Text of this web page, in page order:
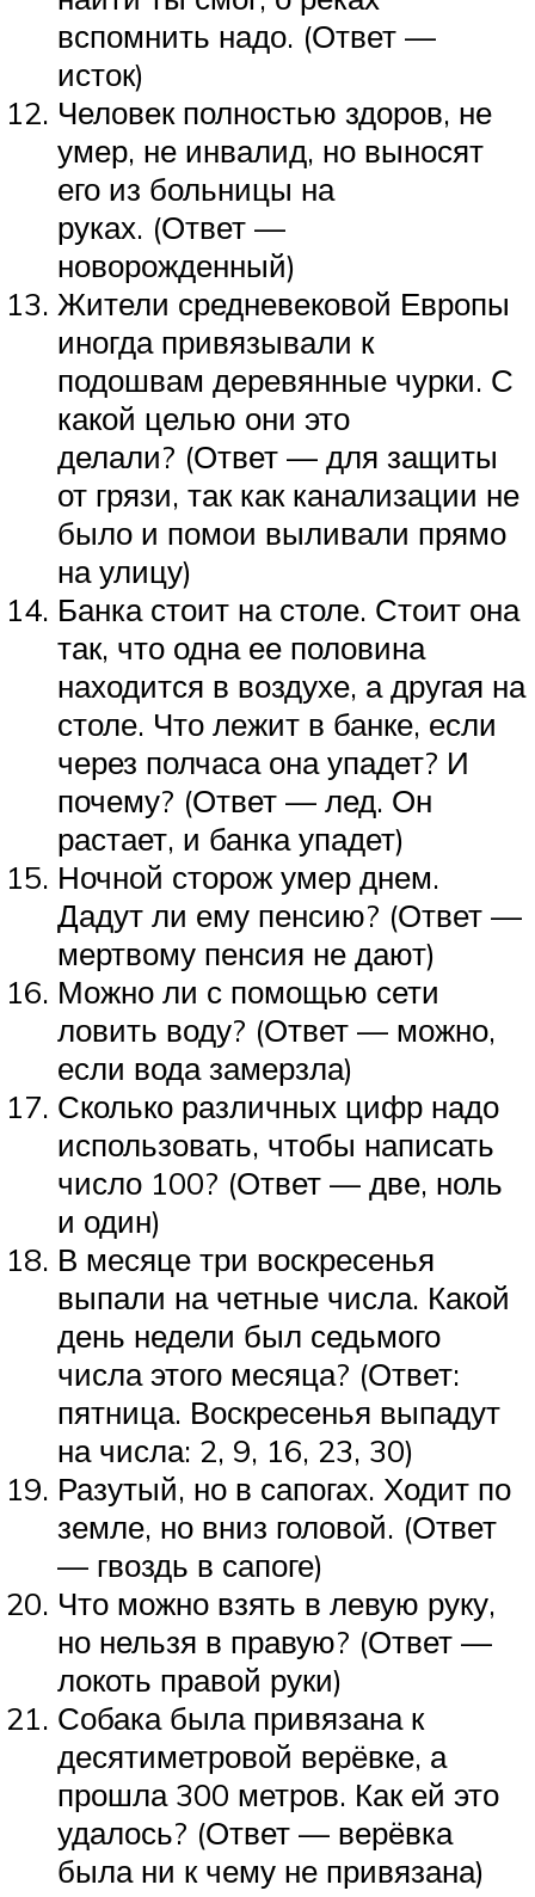
вспомнить надо. (Ответ —
исток)
Человек полностью здоров, не
умер, не инвалид, но выносят
его из больницы на
руках. (Ответ —
новорожденный)
Жители средневековой Европы
иногда привязывали к
подошвам деревянные чурки. С
какой целью они это
делали? (Ответ — для защиты
от грязи, так как канализации не
было и помои выливали прямо
на улицу)
Банка стоит на столе. Стоит она
так, что одна ее половина
находится в воздухе, а другая на
столе. Что лежит в банке, если
через полчаса она упадет? И
почему? (Ответ — лед. Он
растает, и банка упадет)
Ночной сторож умер днем.
Дадут ли ему пенсию? (Ответ —
мертвому пенсия не дают)
Можно ли с помощью сети
ловить воду? (Ответ — можно,
если вода замерзла)
Сколько различных цифр надо
использовать, чтобы написать
число 100? (Ответ — две, ноль
и один)
В месяце три воскресенья
выпали на четные числа. Какой
день недели был седьмого
числа этого месяца? (Ответ:
пятница. Воскресенья выпадут
на числа: 2, 9, 16, 23, 30)
Разутый, но в сапогах. Ходит по
земле, но вниз головой. (Ответ
— гвоздь в сапоге)
Что можно взять в левую руку,
но нельзя в правую? (Ответ —
локоть правой руки)
Собака была привязана к
десятиметровой верёвке, а
прошла 300 метров. Как ей это
удалось? (Ответ — верёвка
была ни к чему не привязана)